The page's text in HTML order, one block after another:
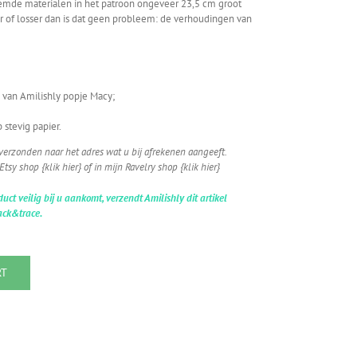
materialen in het patroon ongeveer 23,5 cm groot
of losser dan is dat geen probleem: de verhoudingen van
Amilishly popje Macy;
papier.
naar het adres wat u bij afrekenen aangeeft.
shop {klik hier} of in mijn Ravelry shop {klik hier}
veilig bij u aankomt, verzendt Amilishly dit artikel